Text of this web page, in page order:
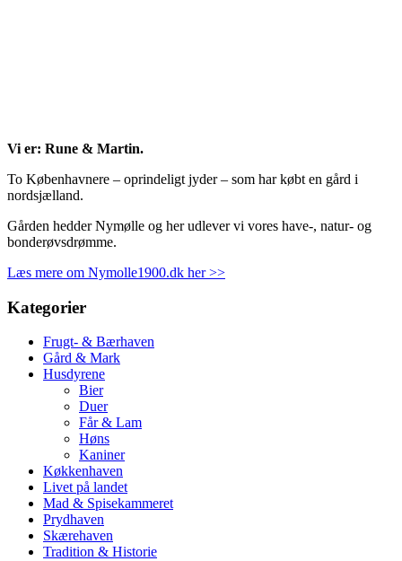
Vi er: Rune & Martin.
To Københavnere – oprindeligt jyder – som har købt en gård i
nordsjælland.
Gården hedder Nymølle og her udlever vi vores have-, natur- og
bonderøvsdrømme.
Læs mere om Nymolle1900.dk her >>
Kategorier
Frugt- & Bærhaven
Gård & Mark
Husdyrene
Bier
Duer
Får & Lam
Høns
Kaniner
Køkkenhaven
Livet på landet
Mad & Spisekammeret
Prydhaven
Skærehaven
Tradition & Historie